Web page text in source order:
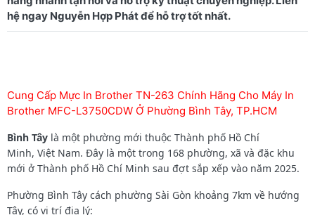
Cung Cấp Mực In Brother TN-263 Chính Hãng Cho Máy In
Brother MFC-L3750CDW Ở Phường Bình Tây, TP.HCM
Bình Tây là một phường mới thuộc Thành phố Hồ Chí
Minh, Việt Nam. Đây là một trong 168 phường, xã và đặc khu
mới ở Thành phố Hồ Chí Minh sau đợt sắp xếp vào năm 2025.
Phường Bình Tây cách phường Sài Gòn khoảng 7km về hướng
Tây, có vị trí địa lý: